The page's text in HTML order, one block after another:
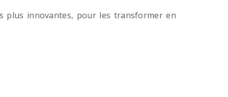
plus innovantes, pour les transformer en